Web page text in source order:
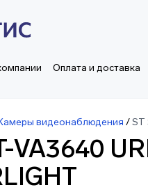
Оплата и доставка
видеонаблюдения /ST
VA3640